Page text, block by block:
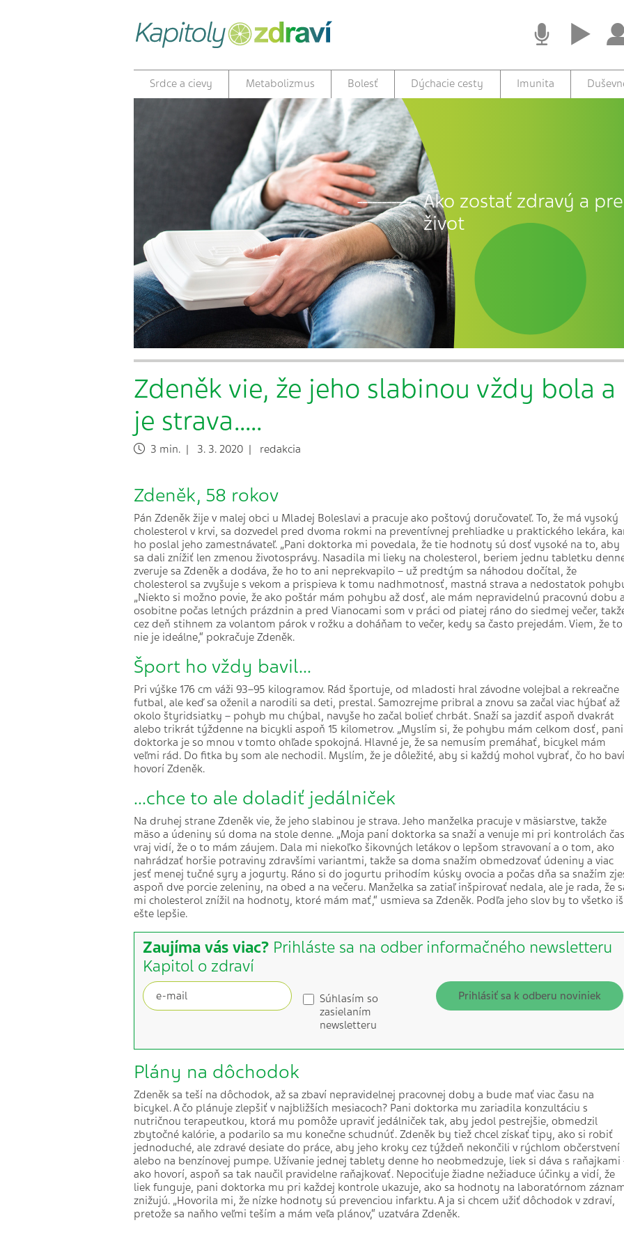
Srdce a cievy Metabolizmus Bolesť Dýchacie cesty Imunita
Ako zostať zdravý a
život
Zdeněk vie, že jeho slabinou vždy bola a
je strava.....
3 min. | 3. 3. 2020 | redakcia
Zdeněk, 58 rokov
Pán Zdeněk žije v malej obci u Mladej Boleslavi a pracuje ako poštový doručovateľ. To, že má vysoký
cholesterol v krvi, sa dozvedel pred dvoma rokmi na preventívnej prehliadke u praktického lekára,
ho poslal jeho zamestnávateľ. „Pani doktorka mi povedala, že tie hodnoty sú dosť vysoké na to, aby
sa dali znížiť len zmenou životosprávy. Nasadila mi lieky na cholesterol, beriem jednu tabletku
zveruje sa Zdeněk a dodáva, že ho to ani neprekvapilo – už predtým sa náhodou dočítal, že
cholesterol sa zvyšuje s vekom a prispieva k tomu nadhmotnosť, mastná strava a nedostatok
„Niekto si možno povie, že ako poštár mám pohybu až dosť, ale mám nepravidelnú pracovnú dobu
osobitne počas letných prázdnin a pred Vianocami som v práci od piatej ráno do siedmej večer,
cez deň stihnem za volantom párok v rožku a doháňam to večer, kedy sa často prejedám. Viem, že to
nie je ideálne,“ pokračuje Zdeněk.
Šport ho vždy bavil...
Pri výške 176 cm váži 93–95 kilogramov. Rád športuje, od mladosti hral závodne volejbal a rekreačne
futbal, ale keď sa oženil a narodili sa deti, prestal. Samozrejme pribral a znovu sa začal viac hýbať až
okolo štyridsiatky – pohyb mu chýbal, navyše ho začal bolieť chrbát. Snaží sa jazdiť aspoň dvakrát
alebo trikrát týždenne na bicykli aspoň 15 kilometrov. „Myslím si, že pohybu mám celkom dosť, pani
doktorka je so mnou v tomto ohľade spokojná. Hlavné je, že sa nemusím premáhať, bicykel mám
veľmi rád. Do fitka by som ale nechodil. Myslím, že je dôležité, aby si každý mohol vybrať, čo ho
hovorí Zdeněk.
...chce to ale doladiť jedálniček
Na druhej strane Zdeněk vie, že jeho slabinou je strava. Jeho manželka pracuje v mäsiarstve, takže
mäso a údeniny sú doma na stole denne. „Moja paní doktorka sa snaží a venuje mi pri kontrolách
vraj vidí, že o to mám záujem. Dala mi niekoľko šikovných letákov o lepšom stravovaní a o tom, ako
nahrádzať horšie potraviny zdravšími variantmi, takže sa doma snažím obmedzovať údeniny a viac
jesť menej tučné syry a jogurty. Ráno si do jogurtu prihodím kúsky ovocia a počas dňa sa snažím
aspoň dve porcie zeleniny, na obed a na večeru. Manželka sa zatiaľ inšpirovať nedala, ale je rada, že
mi cholesterol znížil na hodnoty, ktoré mám mať,“ usmieva sa Zdeněk. Podľa jeho slov by to všetko
ešte lepšie.
Zaujíma vás viac? Prihláste sa na odber informačného newsletteru
Kapitol o zdraví
Súhlasím so
zasielaním
newsletteru
Prihlásiť sa k odberu noviniek
Plány na dôchodok
Zdeněk sa teší na dôchodok, až sa zbaví nepravidelnej pracovnej doby a bude mať viac času na
bicykel. A čo plánuje zlepšiť v najbližších mesiacoch? Pani doktorka mu zariadila konzultáciu s
nutričnou terapeutkou, ktorá mu pomôže upraviť jedálniček tak, aby jedol pestrejšie, obmedzil
zbytočné kalórie, a podarilo sa mu konečne schudnúť. Zdeněk by tiež chcel získať tipy, ako si robiť
jednoduché, ale zdravé desiate do práce, aby jeho kroky cez týždeň nekončili v rýchlom občerstvení
alebo na benzínovej pumpe. Užívanie jednej tablety denne ho neobmedzuje, liek si dáva s raňajkami
ako hovorí, aspoň sa tak naučil pravidelne raňajkovať. Nepociťuje žiadne nežiaduce účinky a vidí, že
liek funguje, pani doktorka mu pri každej kontrole ukazuje, ako sa hodnoty na laboratórnom
znižujú. „Hovorila mi, že nízke hodnoty sú prevenciou infarktu. A ja si chcem užiť dôchodok v zdraví,
pretože sa naňho veľmi teším a mám veľa plánov,“ uzatvára Zdeněk.